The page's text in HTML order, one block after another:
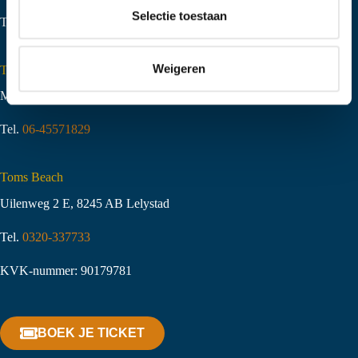
i
Selectie toestaan
Weigeren
Tel.
Toms Creek Appeltern
Molenstraat 10,6629 KJ Appeltern
Tel. 06-45571829
Toms Beach
Uilenweg 2 E, 8245 AB Lelystad
Tel. 0320-337733
KVK-nummer: 90179781
BOEK JE TICKET